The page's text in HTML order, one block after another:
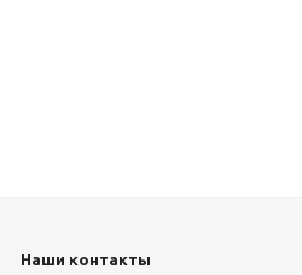
Наши контакты